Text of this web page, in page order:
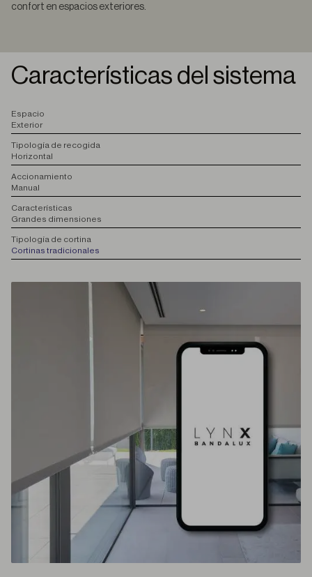
confort en espacios exteriores.
Características del sistema
Espacio
Exterior
Tipología de recogida
Horizontal
Accionamiento
Manual
Características
Grandes dimensiones
Tipología de cortina
Cortinas tradicionales